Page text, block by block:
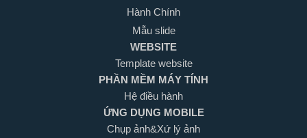
Hành Chính
Mẫu slide
WEBSITE
Template website
PHẦN MỀM MÁY TÍNH
Hệ điều hành
ỨNG DỤNG MOBILE
Chụp ảnh&Xứ lý ảnh